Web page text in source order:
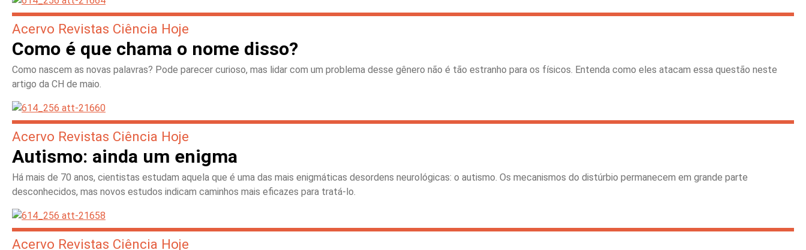
Acervo Revistas Ciência Hoje
Como é que chama o nome disso?
Como nascem as novas palavras? Pode parecer curioso, mas lidar com um problema desse gênero não é tão estranho para os físicos. Entenda como eles atacam essa questão neste
artigo da CH de maio.
Acervo Revistas Ciência Hoje
Autismo: ainda um enigma
Há mais de 70 anos, cientistas estudam aquela que é uma das mais enigmáticas desordens neurológicas: o autismo. Os mecanismos do distúrbio permanecem em grande parte
desconhecidos, mas novos estudos indicam caminhos mais eficazes para tratá-lo.
Acervo Revistas Ciência Hoje